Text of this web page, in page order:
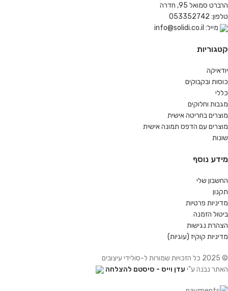
הרברט סמואל 95, חדרה
טלפון: 053352742
מייל: info@solidi.co.il
קטגוריות
יודאיקה
כוסות ובקבוקים
כללי
מגבות וחלוקים
מוצרים בחריטה אישית
מוצרים עם הדפס תמונה אישית
שונות
מידע נוסף
החשבון שלי
תקנון
מדיניות פרטיות
ביטול הזמנה
הצהרת נגישות
מדיניות קוקיז (עוגיות)
© 2025 כל הזכויות שמורות ל-סולידי עיצובים
האתר נבנה ע"י עדן וייס - סיסטם להצלחה